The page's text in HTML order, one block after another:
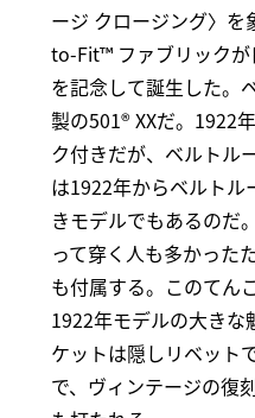
ージ クロージング〉
to-Fit™ ファブリックが
を記念して誕生した。
製の501® XXだ。1922
ク付きだが、ベルトル
は1922年からベルトル
きモデルでもあるのだ
って穿く人も多かった
も付属する。このてん
1922年モデルの大きな
ケットは隠しリベット
で、ヴィンテージの復